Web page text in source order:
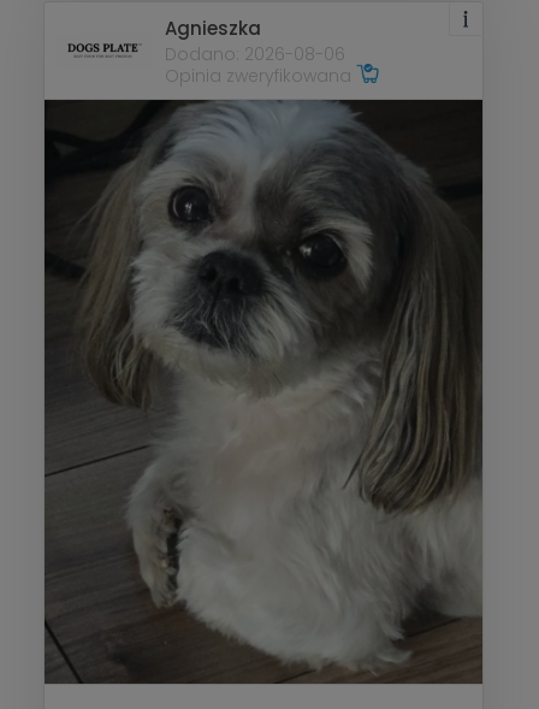
Agnieszka
Dodano: 2026-08-06
Opinia zweryfikowana